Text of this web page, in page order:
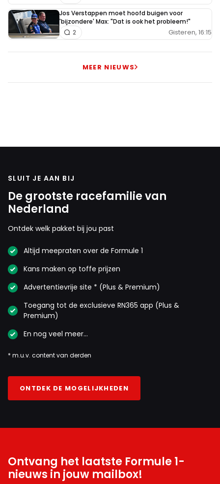
Jos Verstappen moet hoofd buigen voor
'bijzondere' Max: "Dat is ook het probleem!"
Gisteren, 16:15
2
MEER NIEUWS
SLUIT JE AAN BIJ
De grootste racefamilie van
Nederland
Ontdek welk pakket bij jou past
Altijd meepraten over de Formule 1
Kans maken op toffe prijzen
Advertentievrije site * (Plus & Premium)
Toegang tot de exclusieve RN365 app (Plus &
Premium)
En nog veel meer…
* m.u.v. content van derden
ONTDEK DE MOGELIJKHEDEN
Ontvang het laatste Formule 1-
nieuws in jouw mailbox!